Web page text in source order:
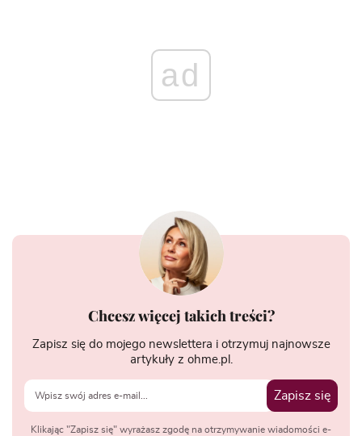
ad
Chcesz więcej takich treści?
Zapisz się do mojego newslettera i otrzymuj najnowsze
artykuły z ohme.pl.
Zapisz się
Klikając "Zapisz się" wyrażasz zgodę na otrzymywanie wiadomości e-